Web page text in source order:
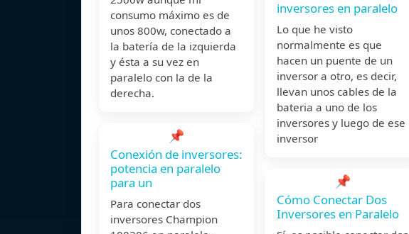
consumo máximo es de
unos 800w, conectado a
la batería de la izquierda
y ésta a su vez en
paralelo con la de la
derecha.
📌
Conexión de inversores:
potencia en paralelo
para un
Para conectar dos
inversores Champion
inversores en paralelo
Lo que he visto
normalmente es que
hacen un puente de un
inversor a otro, es decir,
llevan unos cables de la
bateria a uno de los
inversores y luego de ese
inversor
📌
Cómo Conectar Dos
Inversores en Paralelo